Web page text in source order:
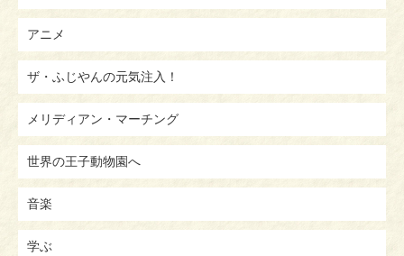
アニメ
ザ・ふじやんの元気注入！
メリディアン・マーチング
世界の王子動物園へ
音楽
学ぶ